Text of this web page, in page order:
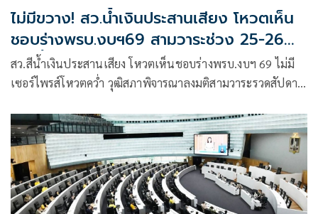
ไม่มีขวาง! สว.น้ำเงินประสานเสียง โหวตเห็น
ชอบร่างพรบ.งบฯ69 สามวาระช่วง 25-26
ส.ค.นี้
สว.สีน้ำเงินประสานเสียง โหวตเห็นชอบร่างพรบ.งบฯ 69 ไม่มี
เซอร์ไพรส์โหวตคว่ำ วุฒิสภาพิจารณาลงมติสามวาระรวดสัปดาห์